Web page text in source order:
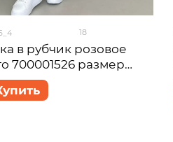
18
в рубчик розовое
700001526 размер